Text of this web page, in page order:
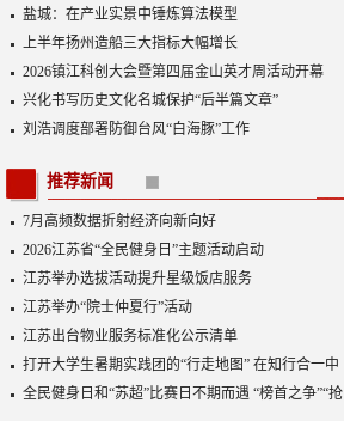
盐城：在产业实景中锤炼算法模型
上半年扬州造船三大指标大幅增长
2026镇江科创大会暨第四届金山英才周活动开幕
兴化书写历史文化名城保护“后半篇文章”
刘浩调度部署防御台风“白海豚”工作
推荐新闻
7月高频数据折射经济向新向好
2026江苏省“全民健身日”主题活动启动
江苏举办选拔活动提升星级饭店服务
江苏举办“院士仲夏行”活动
江苏出台物业服务标准化公示清单
打开大学生暑期实践团的“行走地图” 在知行合一中
砥砺成长
全民健身日和“苏超”比赛日不期而遇 “榜首之争”“抢